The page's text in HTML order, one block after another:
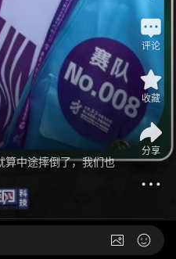
算中途摔倒了，我们也
评论
收藏
分享